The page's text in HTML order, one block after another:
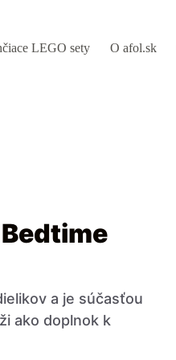
LEGO sety O afol.sk
a je súčasťou
ako doplnok k